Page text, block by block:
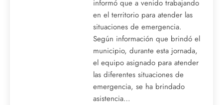
informó que a venido trabajando
en el territorio para atender las
situaciones de emergencia.
Según información que brindó el
municipio, durante esta jornada,
el equipo asignado para atender
las diferentes situaciones de
emergencia, se ha brindado
asistencia…